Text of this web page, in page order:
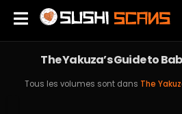
The Yakuza’s Guide to
Tous les volumes sont dans The